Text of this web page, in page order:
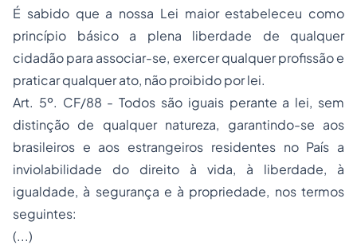
É sabido que a nossa Lei maior estabeleceu como
princípio básico a plena liberdade de qualquer
cidadão para associar-se, exercer qualquer profissão e
praticar qualquer ato, não proibido por lei.
Art. 5º. CF/88 - Todos são iguais perante a lei, sem
distinção de qualquer natureza, garantindo-se aos
brasileiros e aos estrangeiros residentes no País a
inviolabilidade do direito à vida, à liberdade, à
igualdade, à segurança e à propriedade, nos termos
seguintes:
(...)